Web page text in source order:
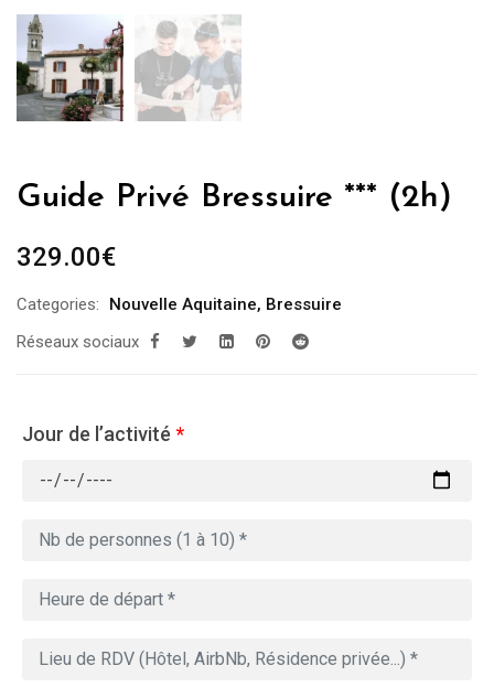
Guide Privé Bressuire *** (2h)
329.00€
Categories: Nouvelle Aquitaine, Bressuire
Réseaux sociaux
Jour de l’activité *